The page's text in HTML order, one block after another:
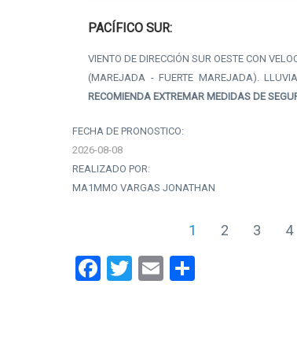
PACÍFICO SUR:
VIENTO DE DIRECCIÓN SUR OESTE CON
(MAREJADA - FUERTE MAREJADA).
RECOMIENDA EXTREMAR MEDIDAS DE
FECHA DE PRONOSTICO:
2026-08-08
REALIZADO POR:
MA1MMO VARGAS JONATHAN
1 2 3 4
Facebook
Twitter
Email